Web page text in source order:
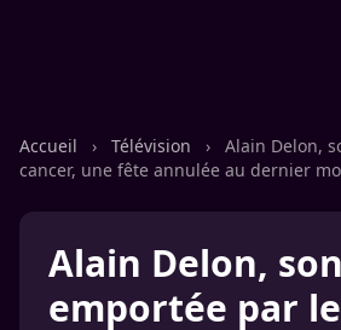
Accueil › Télévision ›
Alain Delon,
cancer, une fête annulée au dernier
Alain Delon,
emportée par